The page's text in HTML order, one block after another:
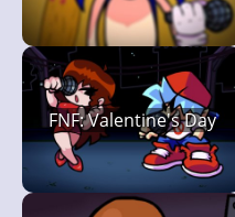
FNF: Valentine's Day